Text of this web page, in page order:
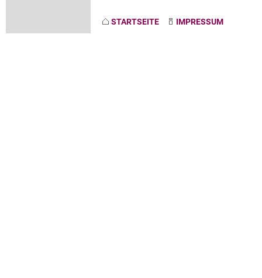
STARTSEITE IMPRESSUM